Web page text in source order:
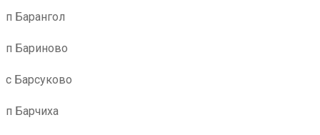
п Барангол
п Бариново
с Барсуково
п Барчиха